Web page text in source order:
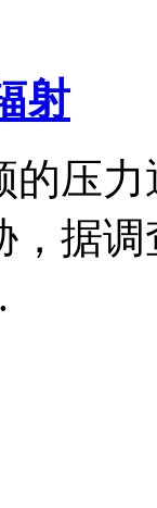
射
的压
，据